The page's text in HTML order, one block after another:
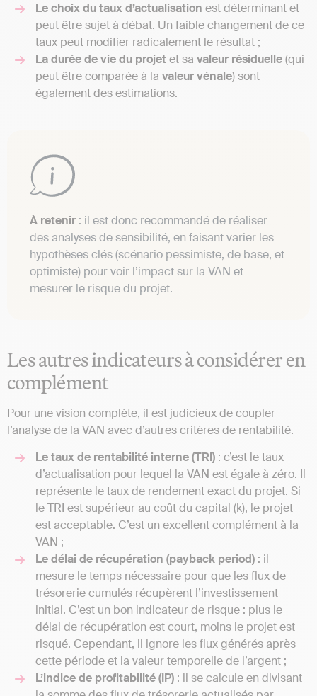
Le choix du taux d’actualisation est déterminant et
peut être sujet à débat. Un faible changement de ce
taux peut modifier radicalement le résultat ;
La durée de vie du projetet sa valeur résiduelle(qui
peut être comparée à la valeur vénale) sont
également des estimations.
À retenir : il est donc recommandé de réaliser
des analyses de sensibilité, en faisant varier les
hypothèses clés (scénario pessimiste, de base, et
optimiste) pour voir l’impact sur la VAN et
mesurer le risque du projet.
Les autres indicateurs à considérer en
complément
Pour une vision complète, il est judicieux de coupler
l’analyse de la VAN avec d’autres critères de rentabilité.
Le taux de rentabilité interne (TRI) : c’est le taux
d’actualisation pour lequel la VAN est égale à zéro. Il
représente le taux de rendement exact du projet. Si
le TRI est supérieur au coût du capital (k), le projet
est acceptable. C’est un excellent complément à la
VAN ;
Le délai de récupération (payback period) : il
mesure le temps nécessaire pour que les flux de
trésorerie cumulés récupèrent l’investissement
initial. C’est un bon indicateur de risque : plus le
délai de récupération est court, moins le projet est
risqué. Cependant, il ignore les flux générés après
cette période et la valeur temporelle de l’argent ;
L’indice de profitabilité (IP) : il se calcule en divisant